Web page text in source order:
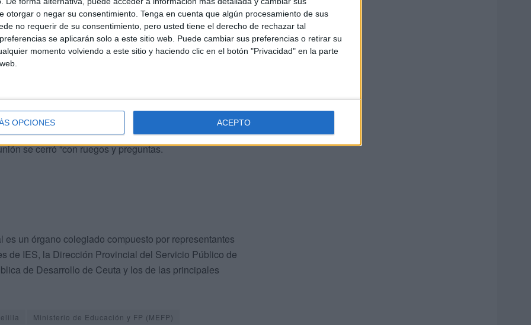
otorgar o negar su consentimiento. Tenga en cuenta que algún procesamiento de sus
no requerir de su consentimiento, pero usted tiene el derecho de rechazar tal
se aplicarán solo a este sitio web. Puede cambiar sus preferencias o retirar su
momento volviendo a este sitio y haciendo clic en el botón "Privacidad" en la parte
OPCIONES ACEPTO
y nacional, asunto que corrió de la mano del director
y argumentaron su propuesta de oferta de
A continuación se debatió “sobre diferentes
se cerró “con ruegos y preguntas.
un órgano colegiado compuesto por representantes
de IES, la Dirección Provincial del Servicio Público de
de Desarrollo de Ceuta y los de las principales
Ministerio de Educación y FP (MEFP)